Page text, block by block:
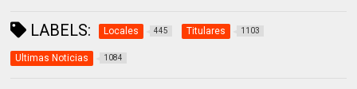
LABELS: Locales 445 Titulares 1103
Ultimas Noticias 1084